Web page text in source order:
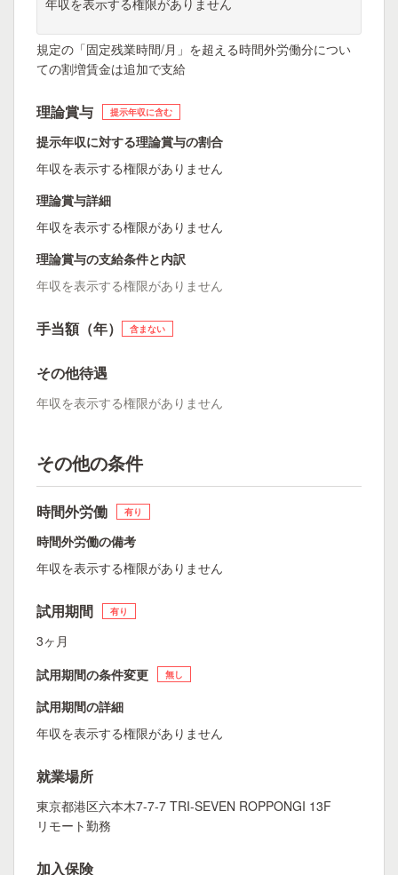
年収を表示する権限がありません
規定の「固定残業時間/月」を超える時間外労働分につい
ての割増賃金は追加で支給
理論賞与 提示年収に含む
提示年収に対する理論賞与の割合
年収を表示する権限がありません
理論賞与詳細
年収を表示する権限がありません
理論賞与の支給条件と内訳
年収を表示する権限がありません
手当額（年） 含まない
その他待遇
年収を表示する権限がありません
その他の条件
時間外労働 有り
時間外労働の備考
年収を表示する権限がありません
試用期間 有り
3ヶ月
試用期間の条件変更
無し
試用期間の詳細
年収を表示する権限がありません
就業場所
東京都港区六本木7-7-7 TRI-SEVEN ROPPONGI 13F
リモート勤務
加入保険